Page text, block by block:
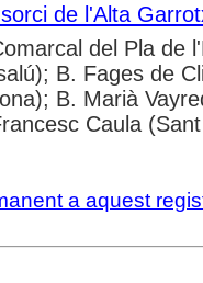
de l'Alta
del Pla de
B. Fages de
B. Marià
Caula
a aquest